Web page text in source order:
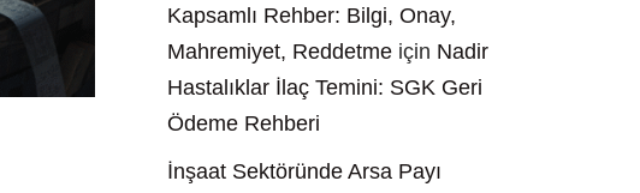
Kapsamlı Rehber: Bilgi, Onay,
Mahremiyet, Reddetme için Nadir
Hastalıklar İlaç Temini: SGK Geri
Ödeme Rehberi
İnşaat Sektöründe Arsa Payı